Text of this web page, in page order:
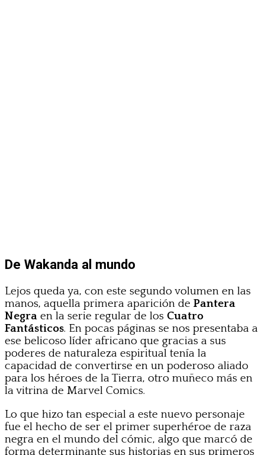
De Wakanda al mundo
Lejos queda ya, con este segundo volumen en las
manos, aquella primera aparición de Pantera
Negra en la serie regular de los Cuatro
Fantásticos. En pocas páginas se nos presentaba a
ese belicoso líder africano que gracias a sus
poderes de naturaleza espiritual tenía la
capacidad de convertirse en un poderoso aliado
para los héroes de la Tierra, otro muñeco más en
la vitrina de Marvel Comics.
Lo que hizo tan especial a este nuevo personaje
fue el hecho de ser el primer superhéroe de raza
negra en el mundo del cómic, algo que marcó de
forma determinante sus historias en sus primeros